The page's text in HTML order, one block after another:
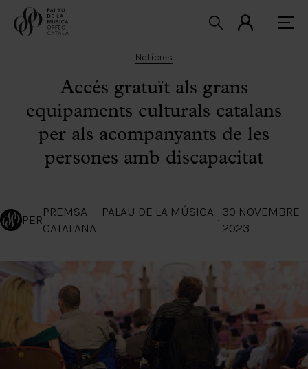
Notícies
Accés gratuït als grans
equipaments culturals catalans
per als acompanyants de les
persones amb discapacitat
PER
PREMSA — PALAU DE LA MÚSICA
CATALANA
·
30 NOVEMBRE
2023